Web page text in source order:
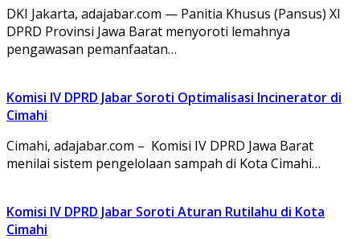
DKI Jakarta, adajabar.com — Panitia Khusus (Pansus) XI
DPRD Provinsi Jawa Barat menyoroti lemahnya
pengawasan pemanfaatan…
Komisi IV DPRD Jabar Soroti Optimalisasi Incinerator di
Cimahi
Cimahi, adajabar.com – Komisi IV DPRD Jawa Barat
menilai sistem pengelolaan sampah di Kota Cimahi…
Komisi IV DPRD Jabar Soroti Aturan Rutilahu di Kota
Cimahi